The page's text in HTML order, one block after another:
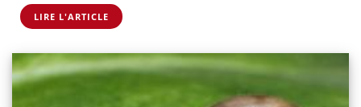
LIRE L'ARTICLE